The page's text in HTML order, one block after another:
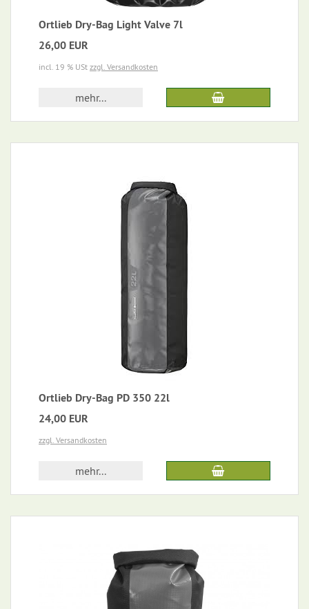
Ortlieb Dry-Bag Light Valve 7l
26,00 EUR
incl. 19 % USt zzgl. Versandkosten
mehr...
Ortlieb Dry-Bag PD 350 22l
24,00 EUR
zzgl. Versandkosten
mehr...